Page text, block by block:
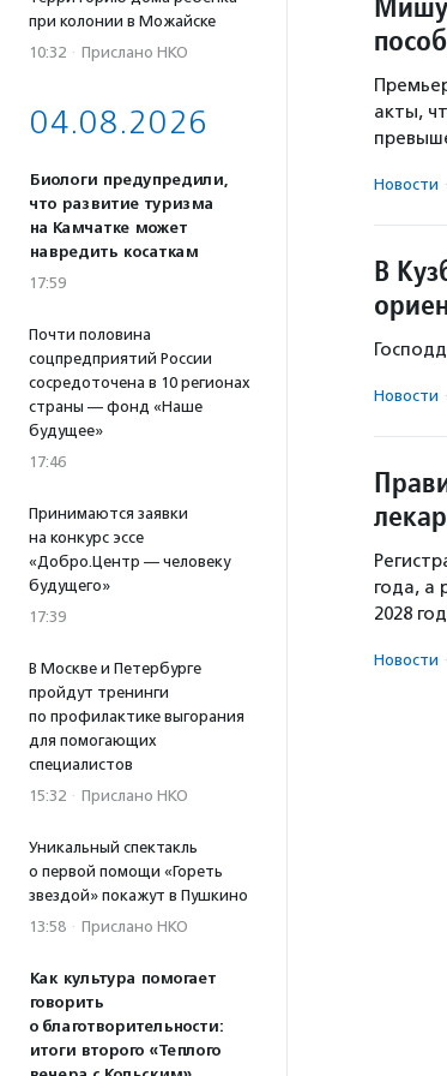
при колонии в Можайске
10:32 · Прислано НКО
04.08.2026
Биологи предупредили,
что развитие туризма
на Камчатке может
навредить косаткам
17:59
Почти половина
соцпредприятий России
сосредоточена в 10 регионах
страны — фонд «Наше
будущее»
17:46
Принимаются заявки
на конкурс эссе
«Добро.Центр — человеку
будущего»
17:39
В Москве и Петербурге
пройдут тренинги
по профилактике выгорания
для помогающих
специалистов
15:32 · Прислано НКО
Уникальный спектакль
о первой помощи «Гореть
звездой» покажут в Пушкино
13:58 · Прислано НКО
Как культура помогает
говорить
о благотворительности:
итоги второго «Теплого
акты,
Новости ·
В
Новости ·
года, а
2028
Новости ·